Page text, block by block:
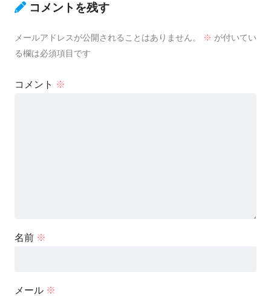
コメントを残す
メールアドレスが公開されることはありません。 ※ が付いてい
る欄は必須項目です
コメント ※
名前 ※
メール ※